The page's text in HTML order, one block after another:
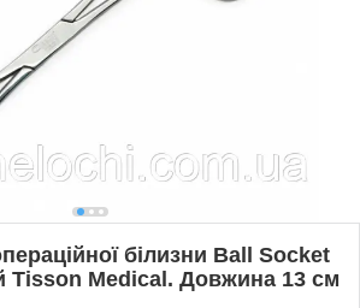
білизни Ball Socket
Tisson Medical. Довжина 13 см